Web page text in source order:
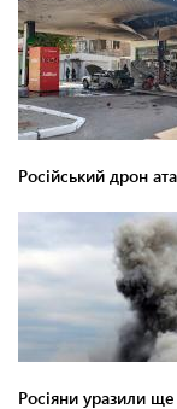
Російський дрон
Росіяни уразили